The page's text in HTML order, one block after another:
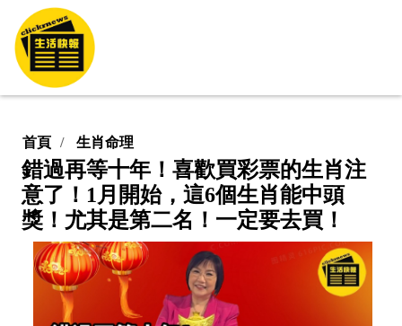
首頁 生肖命理
錯過再等十年！喜歡買彩票的生肖注
意了！1月開始，這6個生肖能中頭
獎！尤其是第二名！一定要去買！